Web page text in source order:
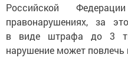
Российской
правонарушениях, за
в виде штрафа до 3
нарушение может